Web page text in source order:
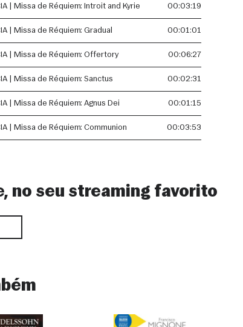
| Missa de Réquiem: Introit and Kyrie 00:03:19
| Missa de Réquiem: Gradual 00:01:01
| Missa de Réquiem: Offertory 00:06:27
| Missa de Réquiem: Sanctus 00:02:31
| Missa de Réquiem: Agnus Dei 00:01:15
| Missa de Réquiem: Communion 00:03:53
no seu streaming favorito